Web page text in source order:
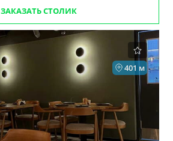
ЗАКАЗАТЬ СТОЛИК
401 м